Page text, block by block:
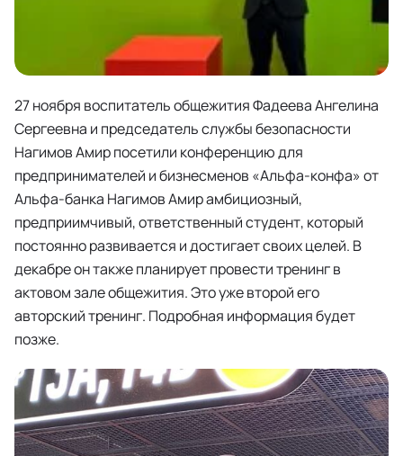
27 ноября воспитатель общежития Фадеева Ангелина
Сергеевна и председатель службы безопасности
Нагимов Амир посетили конференцию для
предпринимателей и бизнесменов «Альфа-конфа» от
Альфа-банка Нагимов Амир амбициозный,
предприимчивый, ответственный студент, который
постоянно развивается и достигает своих целей. В
декабре он также планирует провести тренинг в
актовом зале общежития. Это уже второй его
авторский тренинг. Подробная информация будет
позже.